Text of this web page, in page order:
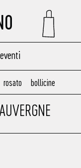
rosato bollicine